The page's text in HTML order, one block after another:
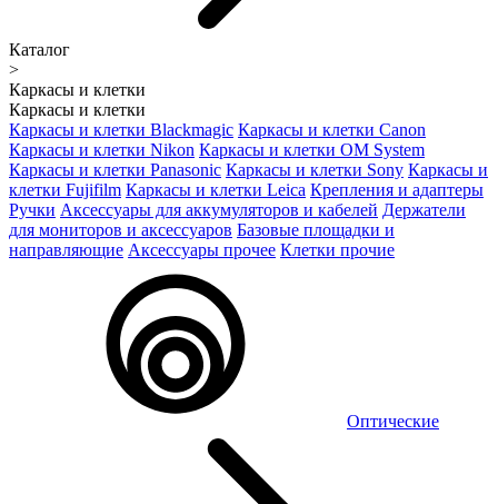
Каталог
>
Каркасы и клетки
Каркасы и клетки
Каркасы и клетки Blackmagic Каркасы и клетки Canon
Каркасы и клетки Nikon Каркасы и клетки OM System
Каркасы и клетки Panasonic Каркасы и клетки Sony Каркасы и
клетки Fujifilm Каркасы и клетки Leica Крепления и адаптеры
Ручки Аксессуары для аккумуляторов и кабелей Держатели
для мониторов и аксессуаров Базовые площадки и
направляющие Аксессуары прочее Клетки прочие
Оптические